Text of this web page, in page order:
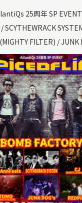
25周年 SP
FILTER) / JUNK